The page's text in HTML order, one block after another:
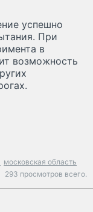
успешно
При
в
возможность
московская область
293 просмотров всего.